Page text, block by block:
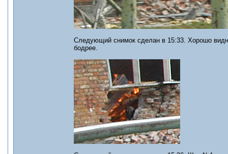
Следующий снимок сделан в 15:33. Хорошо
бодрее.